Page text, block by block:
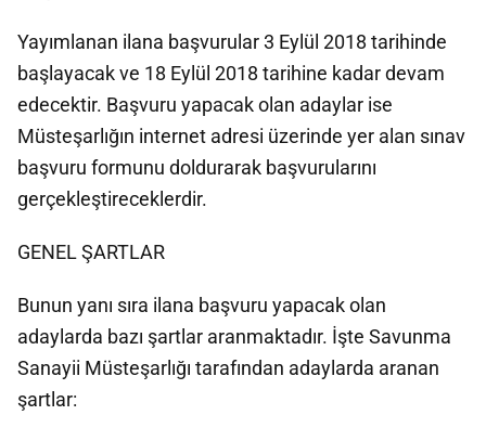
Yayımlanan ilana başvurular 3 Eylül 2018 tarihinde
başlayacak ve 18 Eylül 2018 tarihine kadar devam
edecektir. Başvuru yapacak olan adaylar ise
Müsteşarlığın internet adresi üzerinde yer alan sınav
başvuru formunu doldurarak başvurularını
gerçekleştireceklerdir.
GENEL ŞARTLAR
Bunun yanı sıra ilana başvuru yapacak olan
adaylarda bazı şartlar aranmaktadır. İşte Savunma
Sanayii Müsteşarlığı tarafından adaylarda aranan
şartlar: